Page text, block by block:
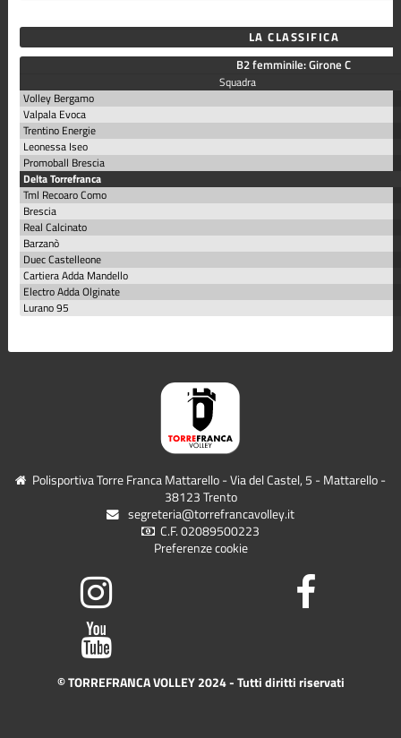
LA CLASSIFICA
B2 femminile: Girone C
Squadra
Volley Bergamo
Valpala Evoca
Trentino Energie
Leonessa Iseo
Promoball Brescia
Delta Torrefranca
Tml Recoaro Como
Brescia
Real Calcinato
Barzanò
Duec Castelleone
Cartiera Adda Mandello
Electro Adda Olginate
Lurano 95
Polisportiva Torre Franca Mattarello - Via del Castel, 5 - Mattarello -
38123 Trento
segreteria@torrefrancavolley.it
C.F. 02089500223
Preferenze cookie
© TORREFRANCA VOLLEY 2024 - Tutti diritti riservati